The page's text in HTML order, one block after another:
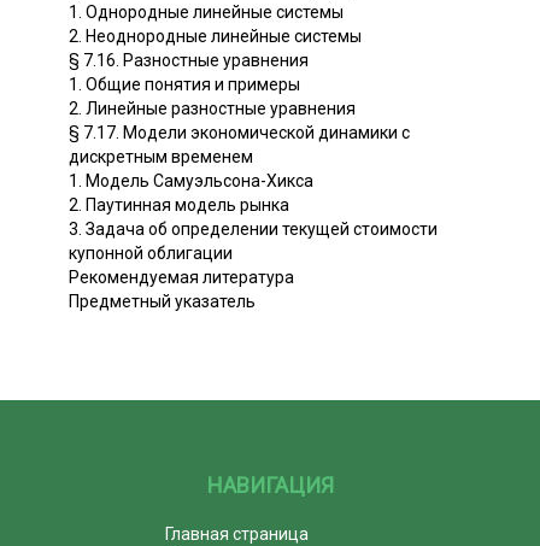
1. Однородные линейные системы
2. Неоднородные линейные системы
§ 7.16. Разностные уравнения
1. Общие понятия и примеры
2. Линейные разностные уравнения
§ 7.17. Модели экономической динамики с
дискретным временем
1. Модель Самуэльсона-Хикса
2. Паутинная модель рынка
3. Задача об определении текущей стоимости
купонной облигации
Рекомендуемая литература
Предметный указатель
НАВИГАЦИЯ
Главная страница